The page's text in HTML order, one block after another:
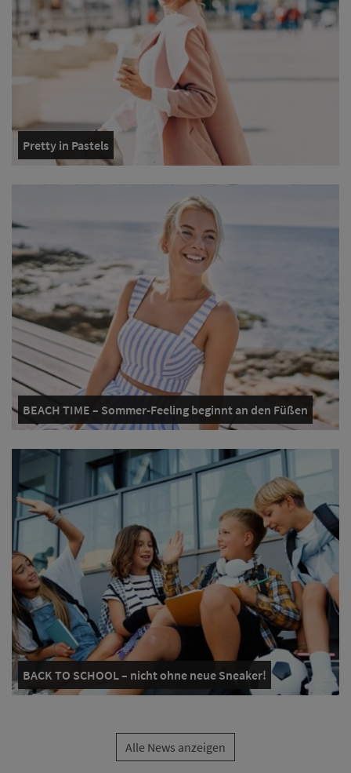
Pretty in Pastels
BEACH TIME – Sommer-Feeling beginnt an den Füßen
BACK TO SCHOOL – nicht ohne neue Sneaker!
Alle News anzeigen